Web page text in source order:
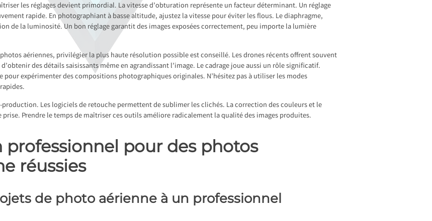
les réglages devient primordial. La vitesse d’obturation représente un facteur déterminant. Un réglage
rapide. En photographiant à basse altitude, ajustez la vitesse pour éviter les flous. Le diaphragme,
de la luminosité. Un bon réglage garantit des images exposées correctement, peu importe la lumière
aériennes, privilégier la plus haute résolution possible est conseillé. Les drones récents offrent souvent
des détails saisissants même en agrandissant l’image. Le cadrage joue aussi un rôle significatif.
pour expérimenter des compositions photographiques originales. N’hésitez pas à utiliser les modes
production. Les logiciels de retouche permettent de sublimer les clichés. La correction des couleurs et le
Prendre le temps de maîtriser ces outils améliore radicalement la qualité des images produites.
professionnel pour des photos
réussies
de photo aérienne à un professionnel